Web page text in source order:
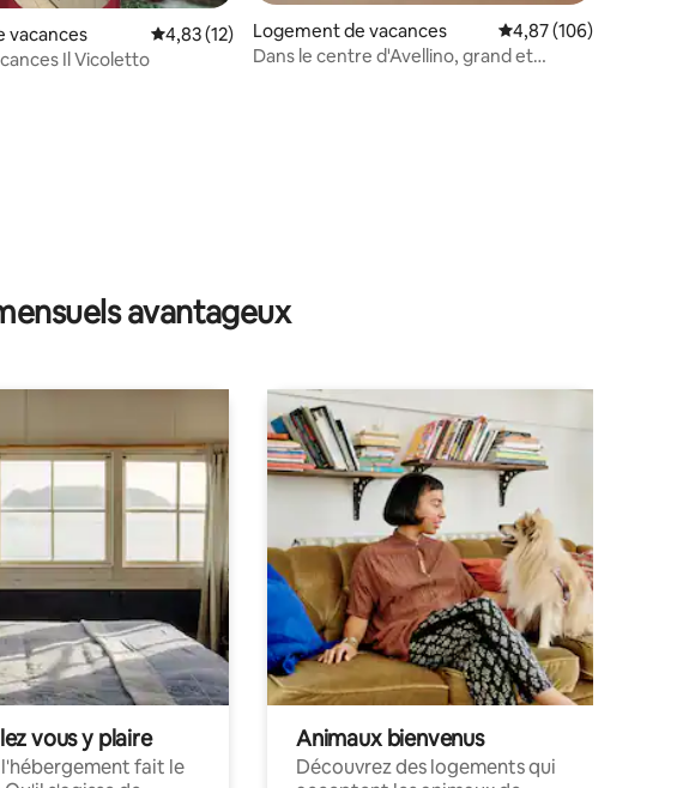
la base de 14 commentaires : 5 sur 5
vacances Évaluation moyenne sur la base de 12 commentaires : 4,83 sur 5
4,83 (12)
Il Vicoletto
Logement de vacances Évaluation moyenne
4,87 (106)
Dans le centre d'Avellino, grand et
avantageux
vous y plaire
l'hébergement fait le
Animaux bienvenus
Découvrez des logements qui